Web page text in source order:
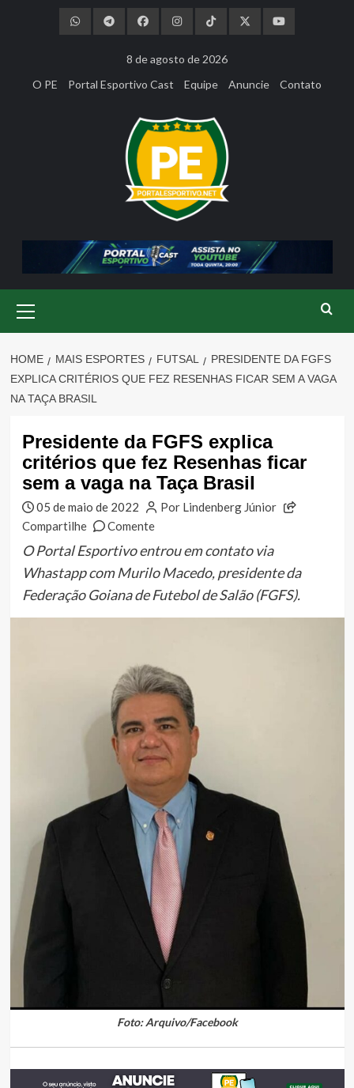
8 de agosto de 2026
O PE
Portal Esportivo Cast Equipe Anuncie Contato
Menu
HOME MAIS ESPORTES FUTSAL
PRESIDENTE DA FGFS
EXPLICA CRITÉRIOS QUE FEZ RESENHAS FICAR SEM A VAGA
NA TAÇA BRASIL
Presidente da FGFS explica
critérios que fez Resenhas ficar
sem a vaga na Taça Brasil
05 de maio de 2022
Por Lindenberg Júnior
Compartilhe
Comente
O Portal Esportivo entrou em contato via
Whastapp com Murilo Macedo, presidente da
Federação Goiana de Futebol de Salão (FGFS).
Foto: Arquivo/Facebook